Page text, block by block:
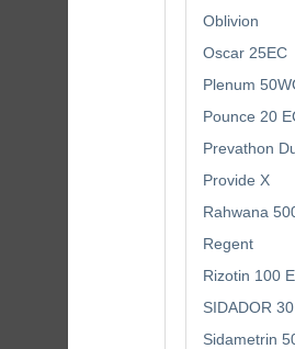
Oblivion
Oscar 25EC
Plenum
Pounce 20
Prevathon
Provide X
Rahwana
Regent
Rizotin 100
SIDADOR
Sidametrin